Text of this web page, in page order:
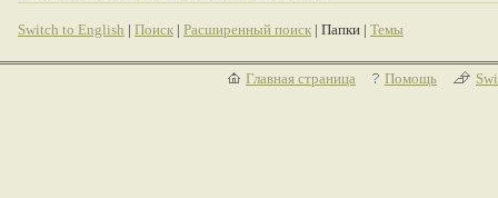
Switch to English | Поиск | Расширенный поиск | Папки | Темы
Главная страница Помощь